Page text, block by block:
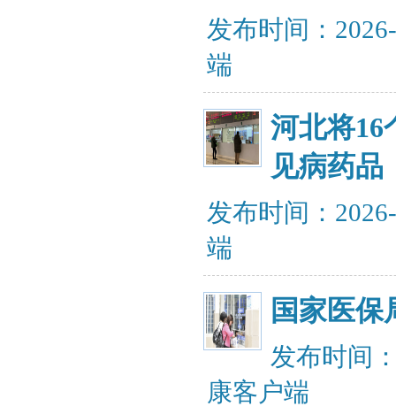
发布时间：
端
河北将16
见病药品
发布时间：
端
国家医保
发布时间
康客户端